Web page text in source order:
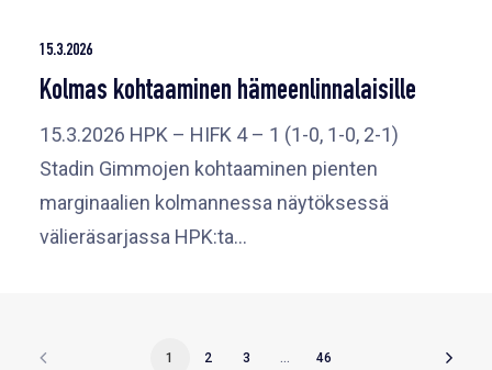
15.3.2026
Kolmas kohtaaminen hämeenlinnalaisille
15.3.2026 HPK – HIFK 4 – 1 (1-0, 1-0, 2-1)
Stadin Gimmojen kohtaaminen pienten
marginaalien kolmannessa näytöksessä
välieräsarjassa HPK:ta…
1 2 3 46